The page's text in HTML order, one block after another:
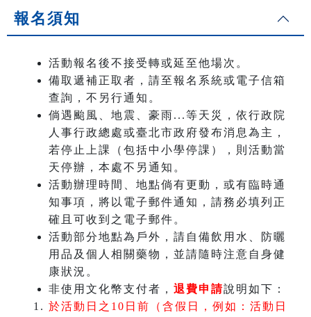
報名須知
活動報名後不接受轉或延至他場次。
備取遞補正取者，請至報名系統或電子信箱
查詢，不另行通知。
倘遇颱風、地震、豪雨...等天災，依行政院
人事行政總處或臺北市政府發布消息為主，
若停止上課（包括中小學停課），則活動當
天停辦，本處不另通知。
活動辦理時間、地點倘有更動，或有臨時通
知事項，將以電子郵件通知，請務必填列正
確且可收到之電子郵件。
活動部分地點為戶外，請自備飲用水、防曬
用品及個人相關藥物，並請隨時注意自身健
康狀況。
非使用文化幣支付者， 退費申請說明如下：
於活動日之10日前（含假日，例如：活動日